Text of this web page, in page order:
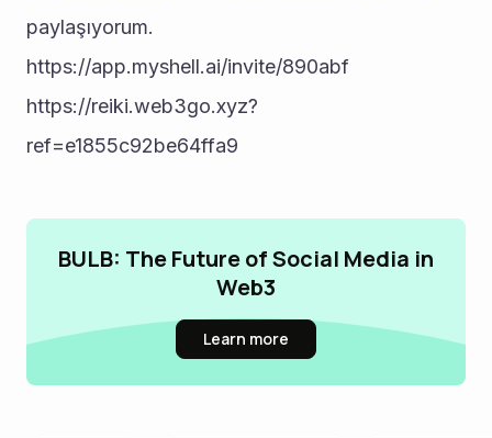
paylaşıyorum.
https://app.myshell.ai/invite/890abf
https://reiki.web3go.xyz?
ref=e1855c92be64ffa9
BULB: The Future of Social Media in
Web3
Learn more